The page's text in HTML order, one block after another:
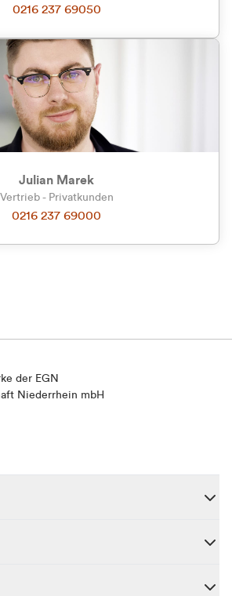
0216 237 69050
Julian Marek
Vertrieb - Privatkunden
0216 237 69000
der EGN
Niederrhein mbH